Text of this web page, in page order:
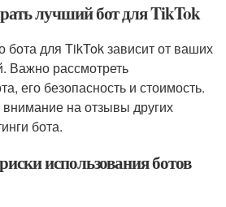
лучший бот для TikTok
для TikTok зависит от ваших
Важно рассмотреть
его безопасность и стоимость.
внимание на отзывы других
бота.
использования ботов